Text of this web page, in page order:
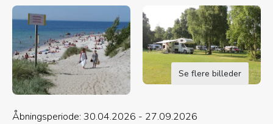
Se flere billeder
Åbningsperiode: 30.04.2026 - 27.09.2026